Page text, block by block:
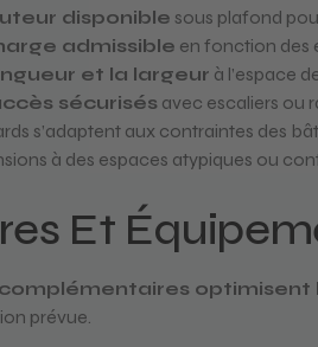
disponible sous plafond
admissible en fonction des
et la largeur à l’espace
sécurisés avec escaliers ou
s’adaptent aux contraintes des
à des espaces atypiques ou
Et
optimisent
prévue.